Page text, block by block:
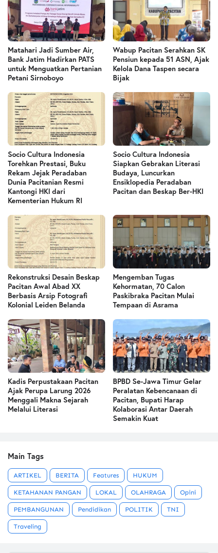
Matahari Jadi Sumber Air,
Bank Jatim Hadirkan PATS
untuk Menguatkan Pertanian
Petani Sirnoboyo
Wabup Pacitan Serahkan SK
Pensiun kepada 51 ASN, Ajak
Kelola Dana Taspen secara
Bijak
Socio Cultura Indonesia
Torehkan Prestasi, Buku
Rekam Jejak Peradaban
Dunia Pacitanian Resmi
Kantongi HKI dari
Kementerian Hukum RI
Socio Cultura Indonesia
Siapkan Gebrakan Literasi
Budaya, Luncurkan
Ensiklopedia Peradaban
Pacitan dan Beskap Ber-HKI
Rekonstruksi Desain Beskap
Pacitan Awal Abad XX
Berbasis Arsip Fotografi
Kolonial Leiden Belanda
Mengemban Tugas
Kehormatan, 70 Calon
Paskibraka Pacitan Mulai
Tempaan di Asrama
Kadis Perpustakaan Pacitan
Ajak Perupa Larung 2026
Menggali Makna Sejarah
Melalui Literasi
BPBD Se-Jawa Timur Gelar
Peralatan Kebencanaan di
Pacitan, Bupati Harap
Kolaborasi Antar Daerah
Semakin Kuat
Main Tags
ARTIKEL BERITA Features HUKUM
KETAHANAN PANGAN LOKAL OLAHRAGA Opini
PEMBANGUNAN Pendidikan POLITIK TNI
Traveling